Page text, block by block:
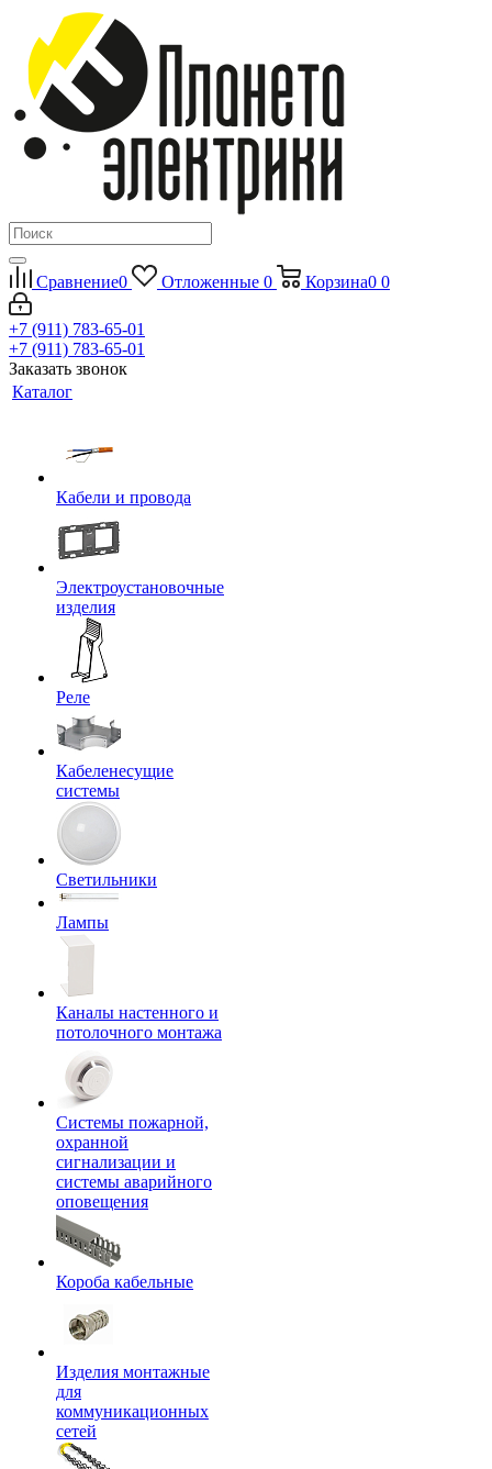
Сравнение0 Отложенные 0 Корзина0 0
+7 (911) 783-65-01
+7 (911) 783-65-01
Заказать звонок
Каталог
Кабели и провода
Электроустановочные
изделия
Реле
Кабеленесущие
системы
Светильники
Лампы
Каналы настенного и
потолочного монтажа
Системы пожарной,
охранной
сигнализации и
системы аварийного
оповещения
Короба кабельные
Изделия монтажные
для
коммуникационных
сетей